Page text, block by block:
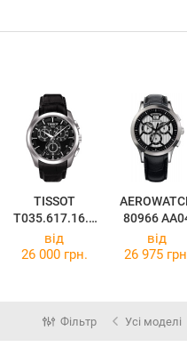
TISSOT
T035.617.16.0
51.00
80966
від
26 000 грн.
від
26 975
Фільтр Усі моделі